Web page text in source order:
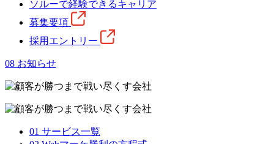
ソルーで経験できるキャリア
募集要項
採用エントリー
08 お知らせ
01 サービス一覧